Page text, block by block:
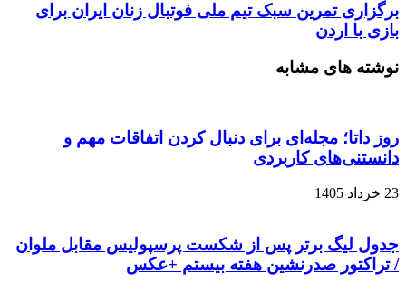
برگزاری تمرین سبک تیم ملی فوتبال زنان ایران برای
بازی با اردن
نوشته های مشابه
روز داتا؛ مجله‌ای برای دنبال کردن اتفاقات مهم و
دانستنی‌های کاربردی
23 خرداد 1405
جدول لیگ برتر پس از شکست پرسپولیس مقابل ملوان
/ تراکتور صدرنشین هفته بیستم +عکس